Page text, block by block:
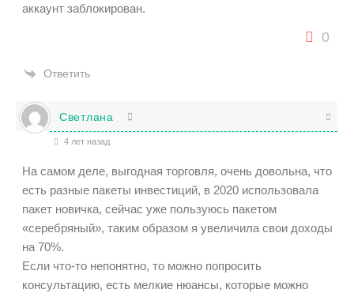
аккаунт заблокирован.
0
Ответить
Светлана
4 лет назад
На самом деле, выгодная торговля, очень довольна, что
есть разные пакеты инвестиций, в 2020 использовала
пакет новичка, сейчас уже пользуюсь пакетом
«серебряный», таким образом я увеличила свои доходы
на 70%.
Если что-то непонятно, то можно попросить
консультацию, есть мелкие нюансы, которые можно